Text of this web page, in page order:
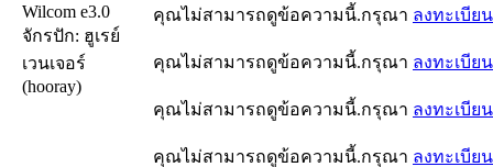
Wilcom e3.0
จักรปัก: ฮูเรย์
เวนเจอร์
(hooray)
คุณไม่สามารถดูข้อความนี้.กรุณา ลงทะเบียน
คุณไม่สามารถดูข้อความนี้.กรุณา ลงทะเบียน
คุณไม่สามารถดูข้อความนี้.กรุณา ลงทะเบียน
คุณไม่สามารถดูข้อความนี้.กรุณา ลงทะเบียน